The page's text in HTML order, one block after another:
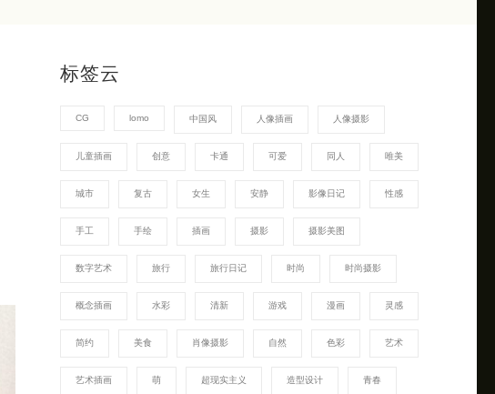
标签云
CG lomo 中国风 人像插画 人像摄影
儿童插画 创意 卡通 可爱 同人 唯美
城市 复古 女生 安静 影像日记 性感
手工 手绘 插画 摄影 摄影美图
数字艺术 旅行 旅行日记 时尚 时尚摄影
概念插画 水彩 清新 游戏 漫画 灵感
简约 美食 肖像摄影 自然 色彩 艺术
艺术插画 萌 超现实主义 造型设计 青春